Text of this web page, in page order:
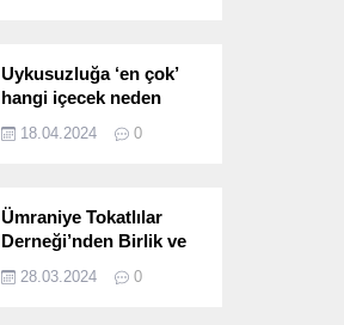
Uykusuzluğa ‘en çok’
hangi içecek neden
18.04.2024 0
Ümraniye Tokatlılar
Derneği’nden Birlik ve
Programı
28.03.2024 0